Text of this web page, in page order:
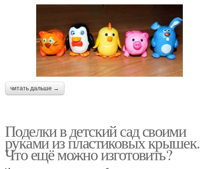
читать дальше →
Поделки в детский сад своими
руками из пластиковых крышек.
Что ещё можно изготовить?